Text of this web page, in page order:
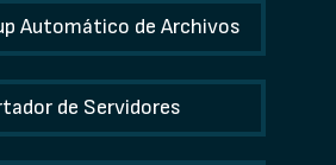
Automático de Archivos
de Servidores